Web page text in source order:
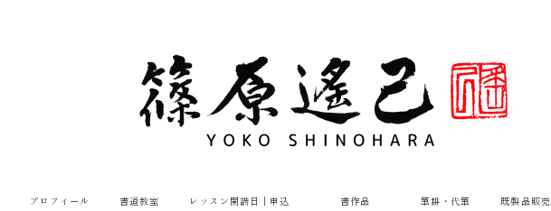
プロフィール
書道教室
レッスン開講日｜申込
書作品
筆耕・代筆
既製品販売